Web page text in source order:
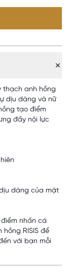
thạch anh hồng
dịu dàng và nữ
tạo điểm
đầy nội lực
dàng của mặt
nhấn cá
RISIS để
với bạn mỗi